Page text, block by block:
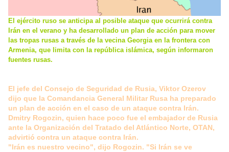
El ejército ruso se anticipa al posible ataque que ocurrirá contra
Irán en el verano y ha desarrollado un plan de acción para mover
las tropas rusas a través de la vecina Georgia en la frontera con
Armenia, que limita con la república islámica, según informaron
fuentes rusas.
El jefe del Consejo de Seguridad de Rusia, Viktor Ozerov
dijo que la Comandancia General Militar Rusa ha preparado
un plan de acción en el caso de un ataque contra Irán.
Dmitry Rogozin, quien hace poco fue el embajador de Rusia
ante la Organización del Tratado del Atlántico Norte, OTAN,
advirtió contra un ataque contra Irán.
"Irán es nuestro vecino", dijo Rogozin. "Si Irán se ve